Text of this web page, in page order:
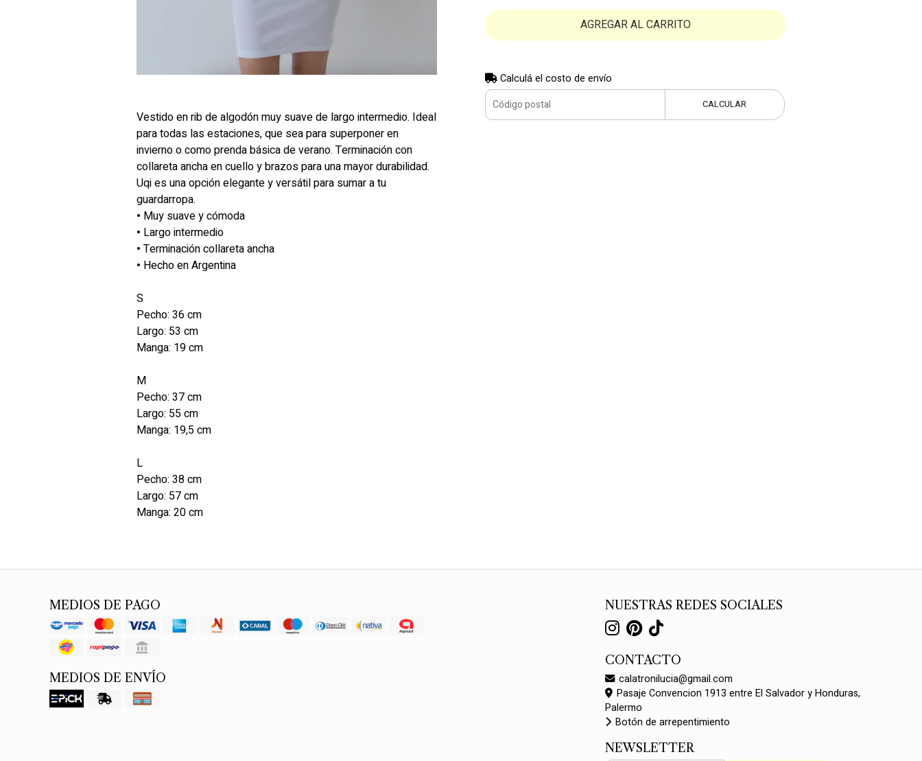
Vestido en rib de algodón muy suave de largo intermedio. Ideal
para todas las estaciones, que sea para superponer en
invierno o como prenda básica de verano. Terminación con
collareta ancha en cuello y brazos para una mayor durabilidad.
Uqi es una opción elegante y versátil para sumar a tu
guardarropa.
• Muy suave y cómoda
• Largo intermedio
• Terminación collareta ancha
• Hecho en Argentina
S
Pecho: 36 cm
Largo: 53 cm
Manga: 19 cm
M
Pecho: 37 cm
Largo: 55 cm
Manga: 19,5 cm
L
Pecho: 38 cm
Largo: 57 cm
Manga: 20 cm
AGREGAR AL CARRITO
Calculá el costo de envío
CALCULAR
MEDIOS DE PAGO
MEDIOS DE ENVÍO
NUESTRAS REDES SOCIALES
CONTACTO
calatronilucia@gmail.com
Pasaje Convencion 1913 entre El Salvador y Honduras,
Palermo
Botón de arrepentimiento
NEWSLETTER